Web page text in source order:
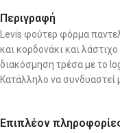
Περιγραφή
Levis φούτερ φόρμα
και κορδονάκι και
διακόσμηση τρέσα με το
Κατάλληλο να συνδυαστεί
Επιπλέον